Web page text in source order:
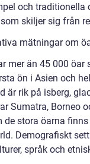
och traditionella
skiljer sig från
mätningar om
mer än 45 000
ön i Asien och
är rik på isberg,
Sumatra, Borneo
de stora öarna
Demografiskt
språk och